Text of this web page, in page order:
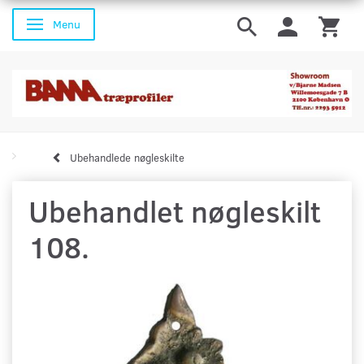
Skifte navigation
Menu
Ubehandlede nøgleskilte
Ubehandlet nøgleskilt
108.